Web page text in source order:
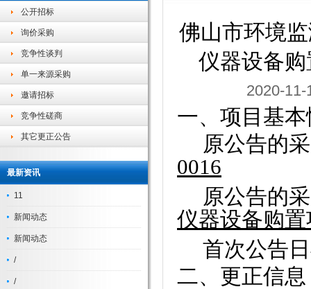
公开招标
询价采购
竞争性谈判
单一来源采购
邀请招标
竞争性磋商
其它更正公告
最新资讯
11
新闻动态
新闻动态
/
/
佛山市环境
仪器设备
2020-
一、项目基
原公告的
0016
原公告的
仪器设备购
首次公告
二、更正信息